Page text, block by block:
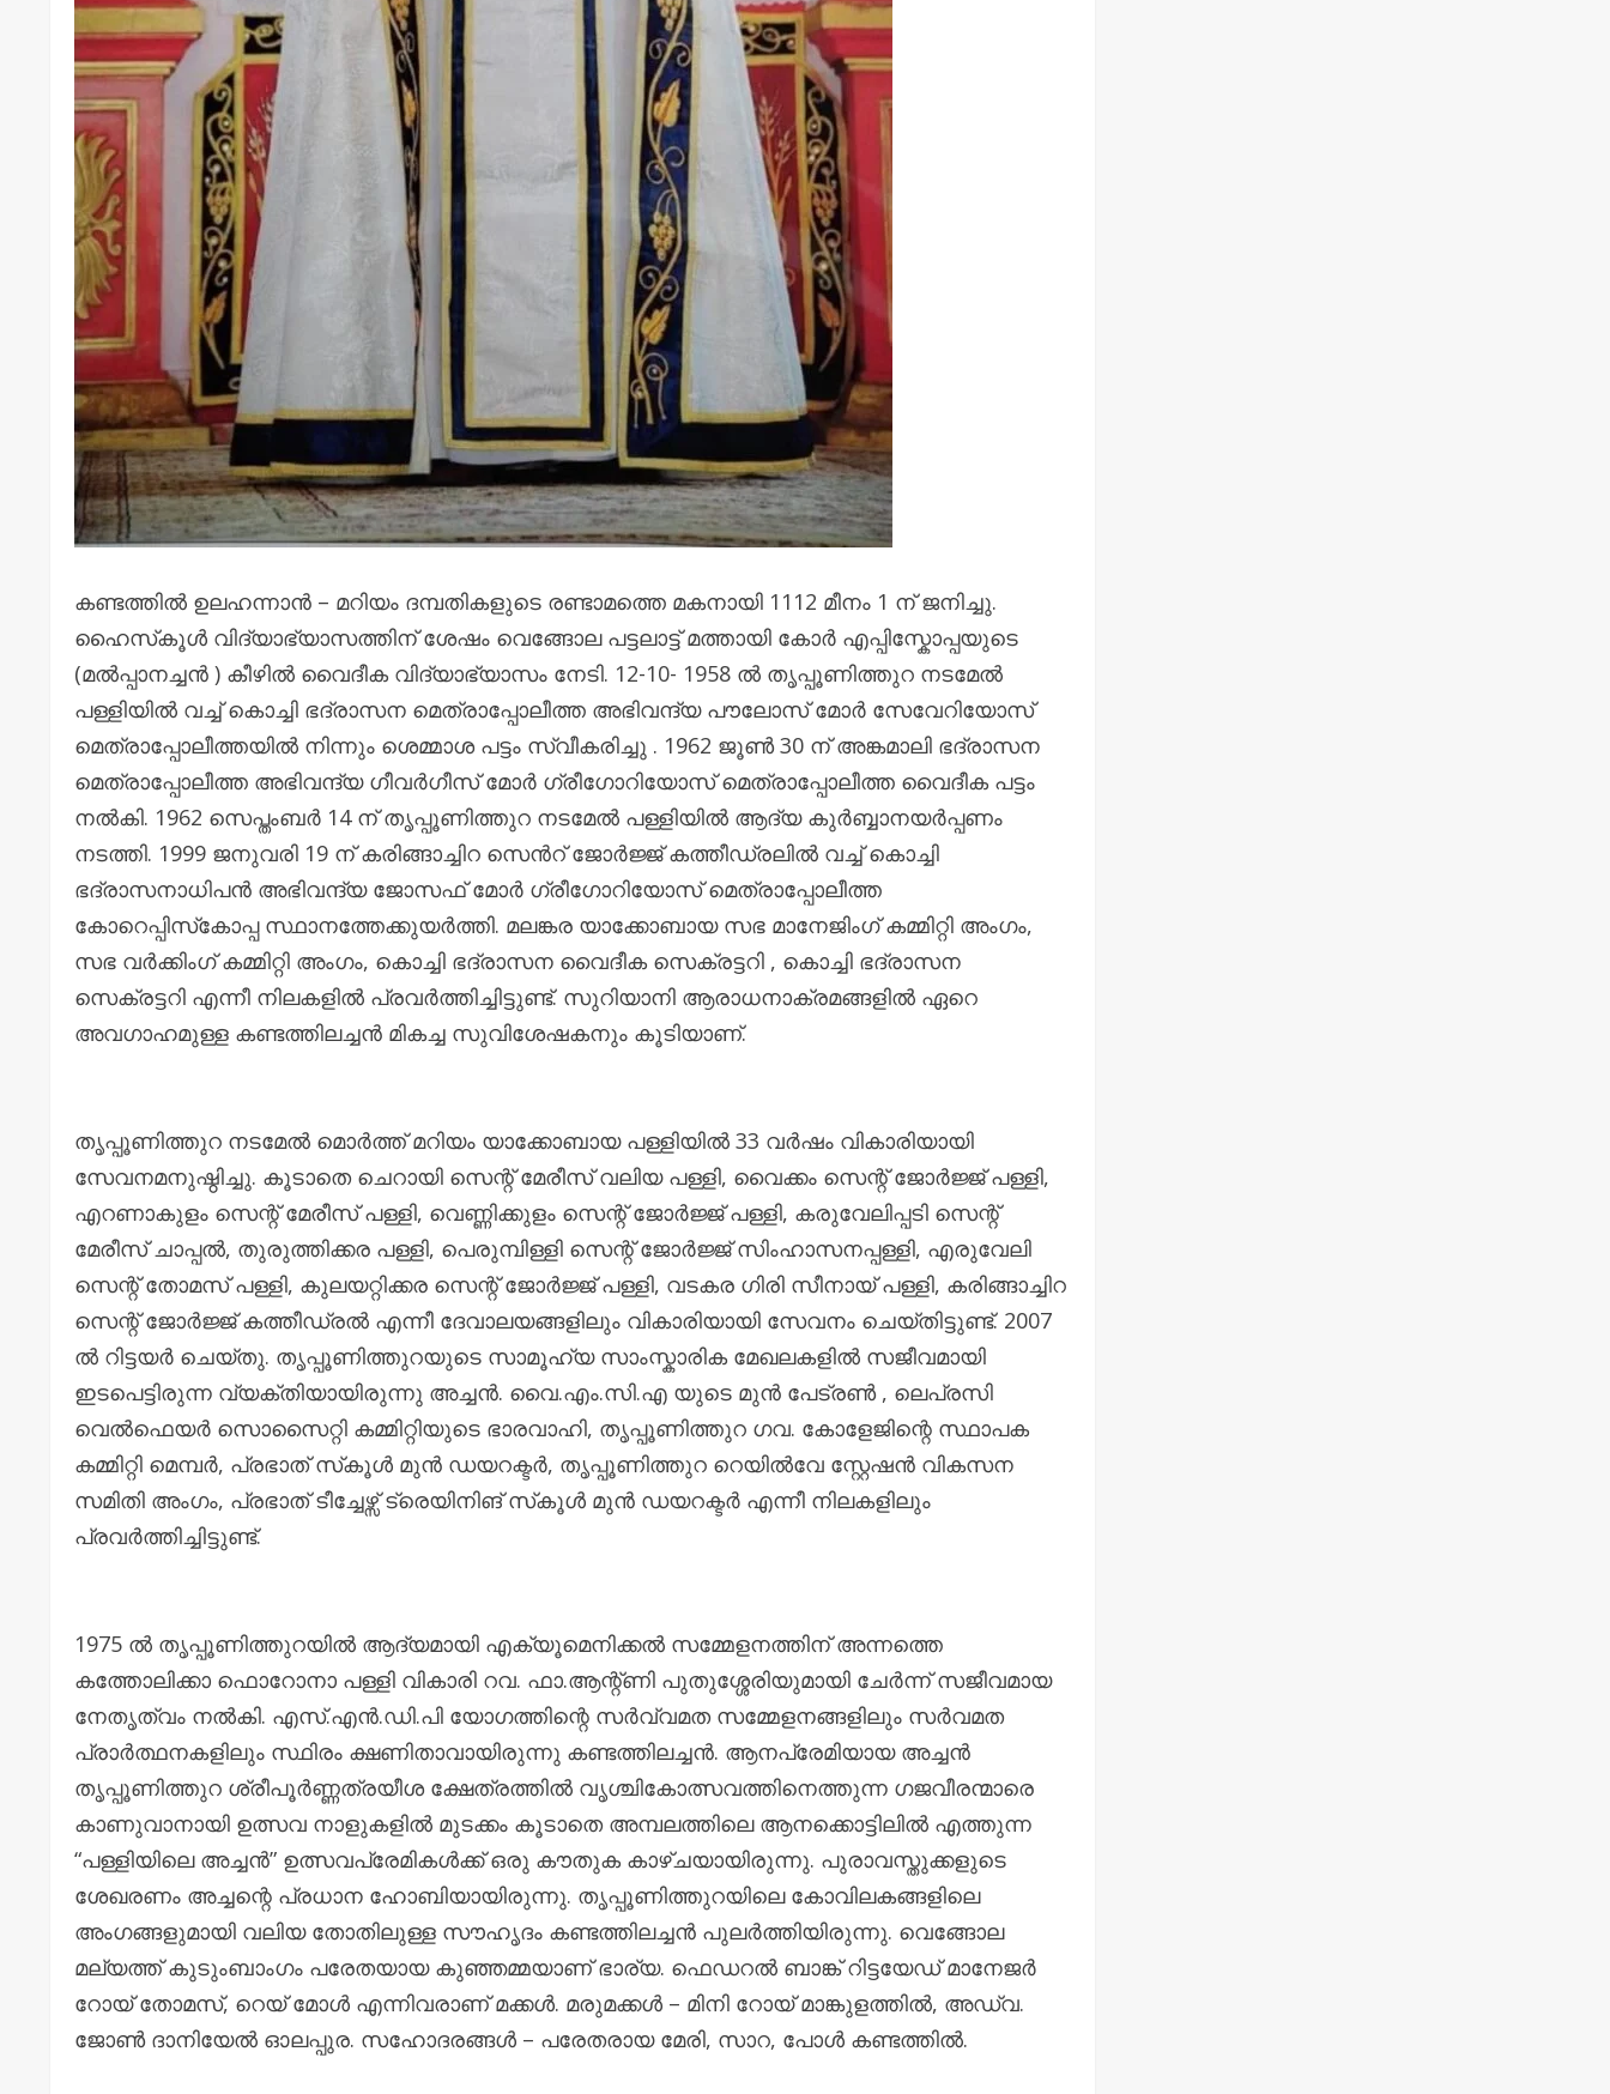
കണ്ടത്തിൽ ഉലഹന്നാൻ – മറിയം ദമ്പതികളുടെ രണ്ടാമത്തെ മകനായി 1112 മീനം 1 ന് ജനിച്ചു.
ഹൈസ്‌കൂൾ വിദ്യാഭ്യാസത്തിന് ശേഷം വെങ്ങോല പട്ടലാട്ട് മത്തായി കോർ എപ്പിസ്കോപ്പയുടെ
(മൽപ്പാനച്ചൻ ) കീഴിൽ വൈദീക വിദ്യാഭ്യാസം നേടി. 12-10- 1958 ൽ തൃപ്പൂണിത്തുറ നടമേൽ
പള്ളിയിൽ വച്ച് കൊച്ചി ഭദ്രാസന മെത്രാപ്പോലീത്ത അഭിവന്ദ്യ പൗലോസ് മോർ സേവേറിയോസ്
മെത്രാപ്പോലീത്തയിൽ നിന്നും ശെമ്മാശ പട്ടം സ്വീകരിച്ചു . 1962 ജൂൺ 30 ന് അങ്കമാലി ഭദ്രാസന
മെത്രാപ്പോലീത്ത അഭിവന്ദ്യ ഗീവർഗീസ് മോർ ഗ്രീഗോറിയോസ് മെത്രാപ്പോലീത്ത വൈദീക പട്ടം
നൽകി. 1962 സെപ്തംബർ 14 ന് തൃപ്പൂണിത്തുറ നടമേൽ പള്ളിയിൽ ആദ്യ കുർബ്ബാനയർപ്പണം
നടത്തി. 1999 ജനുവരി 19 ന് കരിങ്ങാച്ചിറ സെൻറ് ജോർജ്ജ് കത്തീഡ്രലിൽ വച്ച് കൊച്ചി
ഭദ്രാസനാധിപൻ അഭിവന്ദ്യ ജോസഫ് മോർ ഗ്രീഗോറിയോസ് മെത്രാപ്പോലീത്ത
കോറെപ്പിസ്‌കോപ്പ സ്ഥാനത്തേക്കുയർത്തി. മലങ്കര യാക്കോബായ സഭ മാനേജിംഗ് കമ്മിറ്റി അംഗം,
സഭ വർക്കിംഗ് കമ്മിറ്റി അംഗം, കൊച്ചി ഭദ്രാസന വൈദീക സെക്രട്ടറി , കൊച്ചി ഭദ്രാസന
സെക്രട്ടറി എന്നീ നിലകളിൽ പ്രവർത്തിച്ചിട്ടുണ്ട്. സുറിയാനി ആരാധനാക്രമങ്ങളിൽ ഏറെ
അവഗാഹമുള്ള കണ്ടത്തിലച്ചൻ മികച്ച സുവിശേഷകനും കൂടിയാണ്.
തൃപ്പൂണിത്തുറ നടമേൽ മൊർത്ത് മറിയം യാക്കോബായ പള്ളിയിൽ 33 വർഷം വികാരിയായി
സേവനമനുഷ്ഠിച്ചു. കൂടാതെ ചെറായി സെന്റ് മേരീസ് വലിയ പള്ളി, വൈക്കം സെന്റ് ജോർജ്ജ് പള്ളി,
എറണാകുളം സെന്റ് മേരീസ് പള്ളി, വെണ്ണിക്കുളം സെന്റ് ജോർജ്ജ് പള്ളി, കരുവേലിപ്പടി സെന്റ്
മേരീസ് ചാപ്പൽ, തുരുത്തിക്കര പള്ളി, പെരുമ്പിള്ളി സെന്റ് ജോർജ്ജ് സിംഹാസനപ്പള്ളി, എരുവേലി
സെന്റ് തോമസ് പള്ളി, കുലയറ്റിക്കര സെന്റ് ജോർജ്ജ് പള്ളി, വടകര ഗിരി സീനായ് പള്ളി, കരിങ്ങാച്ചിറ
സെന്റ് ജോർജ്ജ് കത്തീഡ്രൽ എന്നീ ദേവാലയങ്ങളിലും വികാരിയായി സേവനം ചെയ്തിട്ടുണ്ട്. 2007
ൽ റിട്ടയർ ചെയ്തു. തൃപ്പൂണിത്തുറയുടെ സാമൂഹ്യ സാംസ്കാരിക മേഖലകളിൽ സജീവമായി
ഇടപെട്ടിരുന്ന വ്യക്തിയായിരുന്നു അച്ചൻ. വൈ.എം.സി.എ യുടെ മുൻ പേട്രൺ , ലെപ്രസി
വെൽഫെയർ സൊസൈറ്റി കമ്മിറ്റിയുടെ ഭാരവാഹി, തൃപ്പൂണിത്തുറ ഗവ. കോളേജിന്റെ സ്ഥാപക
കമ്മിറ്റി മെമ്പർ, പ്രഭാത് സ്‌കൂൾ മുൻ ഡയറക്ടർ, തൃപ്പൂണിത്തുറ റെയിൽവേ സ്റ്റേഷൻ വികസന
സമിതി അംഗം, പ്രഭാത് ടീച്ചേഴ്സ് ട്രെയിനിങ് സ്‌കൂൾ മുൻ ഡയറക്ടർ എന്നീ നിലകളിലും
പ്രവർത്തിച്ചിട്ടുണ്ട്.
1975 ൽ തൃപ്പൂണിത്തുറയിൽ ആദ്യമായി എക്യൂമെനിക്കൽ സമ്മേളനത്തിന് അന്നത്തെ
കത്തോലിക്കാ ഫൊറോനാ പള്ളി വികാരി റവ. ഫാ.ആന്റ്ണി പുതുശ്ശേരിയുമായി ചേർന്ന് സജീവമായ
നേതൃത്വം നൽകി. എസ്.എൻ.ഡി.പി യോഗത്തിന്റെ സർവ്വമത സമ്മേളനങ്ങളിലും സർവമത
പ്രാർത്ഥനകളിലും സ്ഥിരം ക്ഷണിതാവായിരുന്നു കണ്ടത്തിലച്ചൻ. ആനപ്രേമിയായ അച്ചൻ
തൃപ്പൂണിത്തുറ ശ്രീപൂർണ്ണത്രയീശ ക്ഷേത്രത്തിൽ വൃശ്ചികോത്സവത്തിനെത്തുന്ന ഗജവീരന്മാരെ
കാണുവാനായി ഉത്സവ നാളുകളിൽ മുടക്കം കൂടാതെ അമ്പലത്തിലെ ആനക്കൊട്ടിലിൽ എത്തുന്ന
“പള്ളിയിലെ അച്ചൻ” ഉത്സവപ്രേമികൾക്ക് ഒരു കൗതുക കാഴ്ചയായിരുന്നു. പുരാവസ്തുക്കളുടെ
ശേഖരണം അച്ചന്റെ പ്രധാന ഹോബിയായിരുന്നു. തൃപ്പൂണിത്തുറയിലെ കോവിലകങ്ങളിലെ
അംഗങ്ങളുമായി വലിയ തോതിലുള്ള സൗഹൃദം കണ്ടത്തിലച്ചൻ പുലർത്തിയിരുന്നു. വെങ്ങോല
മല്യത്ത് കുടുംബാംഗം പരേതയായ കുഞ്ഞമ്മയാണ് ഭാര്യ. ഫെഡറൽ ബാങ്ക് റിട്ടയേഡ് മാനേജർ
റോയ് തോമസ്, റെയ് മോൾ എന്നിവരാണ് മക്കൾ. മരുമക്കൾ – മിനി റോയ് മാങ്കുളത്തിൽ, അഡ്വ.
ജോൺ ദാനിയേൽ ഓലപ്പുര. സഹോദരങ്ങൾ – പരേതരായ മേരി, സാറ, പോൾ കണ്ടത്തിൽ.